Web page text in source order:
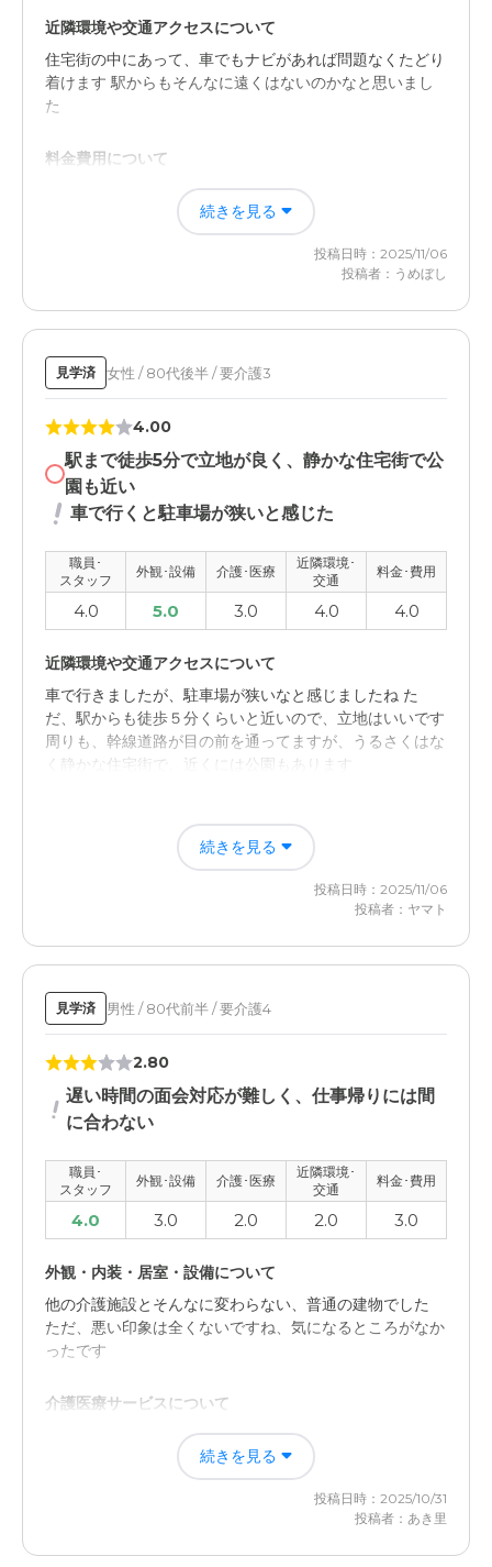
近隣環境や交通アクセスについて
住宅街の中にあって、車でもナビがあれば問題なくたどり
着けます 駅からもそんなに遠くはないのかなと思いまし
た
料金費用について
相場くらいだなと思ったので、妥当な金額だと思います
なので特に高かった印象はないですね
続きを見る
投稿日時：2025/11/06
投稿者：うめぼし
見学済 女性 / 80代後半 / 要介護3
4.00
駅まで徒歩5分で立地が良く、静かな住宅街で公
園も近い
車で行くと駐車場が狭いと感じた
職員･
スタッフ
外観･設備 介護･医療
近隣環境･
交通
料金･費用
4.0 5.0 3.0 4.0 4.0
近隣環境や交通アクセスについて
車で行きましたが、駐車場が狭いなと感じましたね た
だ、駅からも徒歩５分くらいと近いので、立地はいいです
周りも、幹線道路が目の前を通ってますが、うるさくはな
く静かな住宅街で、近くには公園もあります
一般的な金額じゃないかなと思います 相場くらいだった
ので特に高いといった印象はありませんでした
続きを見る
投稿日時：2025/11/06
投稿者：ヤマト
見学済 男性 / 80代前半 / 要介護4
2.80
遅い時間の面会対応が難しく、仕事帰りには間
に合わない
職員･
スタッフ
外観･設備 介護･医療
近隣環境･
交通
料金･費用
4.0 3.0 2.0 2.0 3.0
外観・内装・居室・設備について
他の介護施設とそんなに変わらない、普通の建物でした
ただ、悪い印象は全くないですね、気になるところがなか
ったです
介護医療サービスについて
面会時間を重視していたのですが、こちらは遅い時間は対
応が難しく、仕事終わりに行くには間に合わないなと思い
続きを見る
投稿日時：2025/10/31
投稿者：あき里